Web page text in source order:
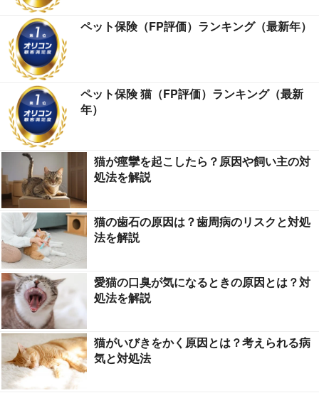
ペット保険（FP評価）ランキング（最新年）
ペット保険 猫（FP評価）ランキング（最新
年）
猫が痙攣を起こしたら？原因や飼い主の対
処法を解説
猫の歯石の原因は？歯周病のリスクと対処
法を解説
愛猫の口臭が気になるときの原因とは？対
処法を解説
猫がいびきをかく原因とは？考えられる病
気と対処法